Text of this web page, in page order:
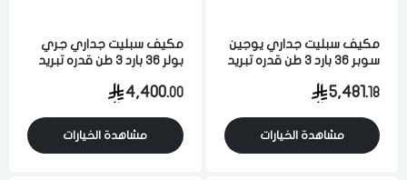
مكيف سبليت جداري يوجين
سوبر 36 بارد 3 طن قدره تبريد
روتاري
5,481.18
مشاهدة الخيارات
مكيف سبليت جداري جري
بولر 36 بارد 3 طن قدره تبريد
روتاري واي فاي
4,400.00
مشاهدة الخيارات